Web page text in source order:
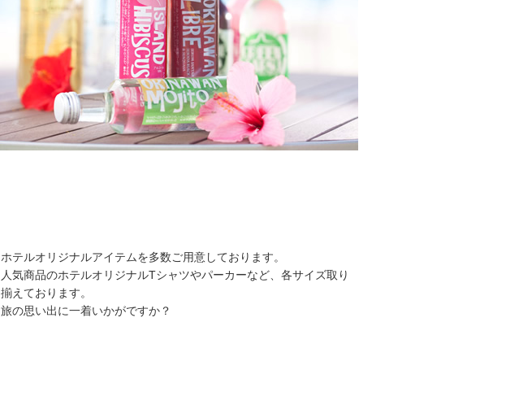
ホテルオリジナルアイテムを多数ご用意しております。
人気商品のホテルオリジナルTシャツやパーカーなど、各サイズ取り
揃えております。
旅の思い出に一着いかがですか？